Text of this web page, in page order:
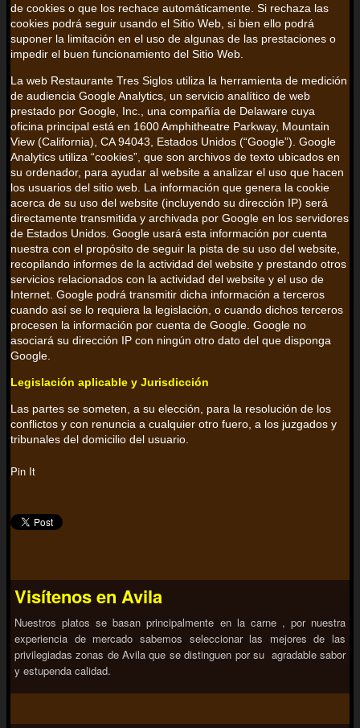
de cookies o que los rechace automáticamente. Si rechaza las
cookies podrá seguir usando el Sitio Web, si bien ello podrá
suponer la limitación en el uso de algunas de las prestaciones o
impedir el buen funcionamiento del Sitio Web.
La web Restaurante Tres Siglos utiliza la herramienta de medición
de audiencia Google Analytics, un servicio analítico de web
prestado por Google, Inc., una compañía de Delaware cuya
oficina principal está en 1600 Amphitheatre Parkway, Mountain
View (California), CA 94043, Estados Unidos (“Google”). Google
Analytics utiliza “cookies”, que son archivos de texto ubicados en
su ordenador, para ayudar al website a analizar el uso que hacen
los usuarios del sitio web. La información que genera la cookie
acerca de su uso del website (incluyendo su dirección IP) será
directamente transmitida y archivada por Google en los servidores
de Estados Unidos. Google usará esta información por cuenta
nuestra con el propósito de seguir la pista de su uso del website,
recopilando informes de la actividad del website y prestando otros
servicios relacionados con la actividad del website y el uso de
Internet. Google podrá transmitir dicha información a terceros
cuando así se lo requiera la legislación, o cuando dichos terceros
procesen la información por cuenta de Google. Google no
asociará su dirección IP con ningún otro dato del que disponga
Google.
Legislación aplicable y Jurisdicción
Las partes se someten, a su elección, para la resolución de los
conflictos y con renuncia a cualquier otro fuero, a los juzgados y
tribunales del domicilio del usuario.
Pin It
Visítenos en Avila
Nuestros platos se basan principalmente en la carne , por nuestra
experiencia de mercado sabemos seleccionar las mejores de las
privilegiadas zonas de Avila que se distinguen por su agradable sabor
y estupenda calidad.